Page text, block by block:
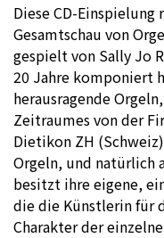
Diese CD-
Gesamtschau von
gespielt von Sally Jo
20 Jahre komponiert
herausragende
Zeitraumes von der
Dietikon ZH
Orgeln, und natürlich
besitzt ihre eigene,
die die Künstlerin für
Charakter der